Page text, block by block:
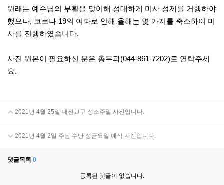
원래는 예수님의 부활을 맞이해 성대하게 미사 성제를 거행하야
했으나, 코로나 19의 여파로 안해 올해는 몇 가지를 축소하여 미
사를 진행하였습니다.
사진 원본이 필요하신 분은 총무과(044-861-7202)로 연락주세
요.
2021년 4월 25일 대전교구 성소주일 사진입니다.
2021년 4월 2일 주님 수난 성금요일 예식 사진입니다.
댓글목록 0
등록된 댓글이 없습니다.